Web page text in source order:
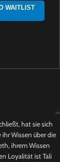
WAITLIST
hat sie sich
Wissen über die
ihrem Wissen
Loyalität ist Tali